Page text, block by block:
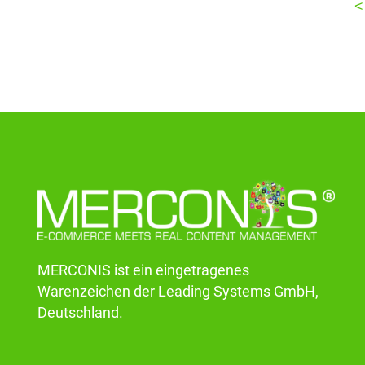
MERCONIS ist ein eingetragenes
Warenzeichen der Leading Systems GmbH,
Deutschland.